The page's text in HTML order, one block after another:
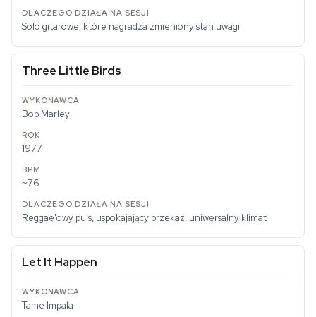
Solo gitarowe, które nagradza zmieniony stan uwagi
Three Little Birds
Bob Marley
1977
~76
Reggae'owy puls, uspokajający przekaz, uniwersalny klimat
Let It Happen
Tame Impala